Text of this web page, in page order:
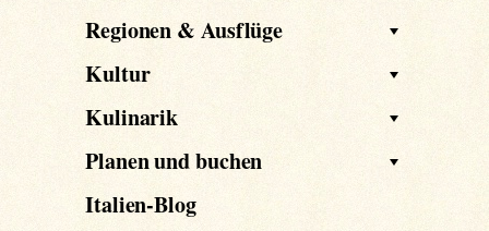
Regionen & Ausflüge
Kultur
Kulinarik
Planen und buchen
Italien-Blog